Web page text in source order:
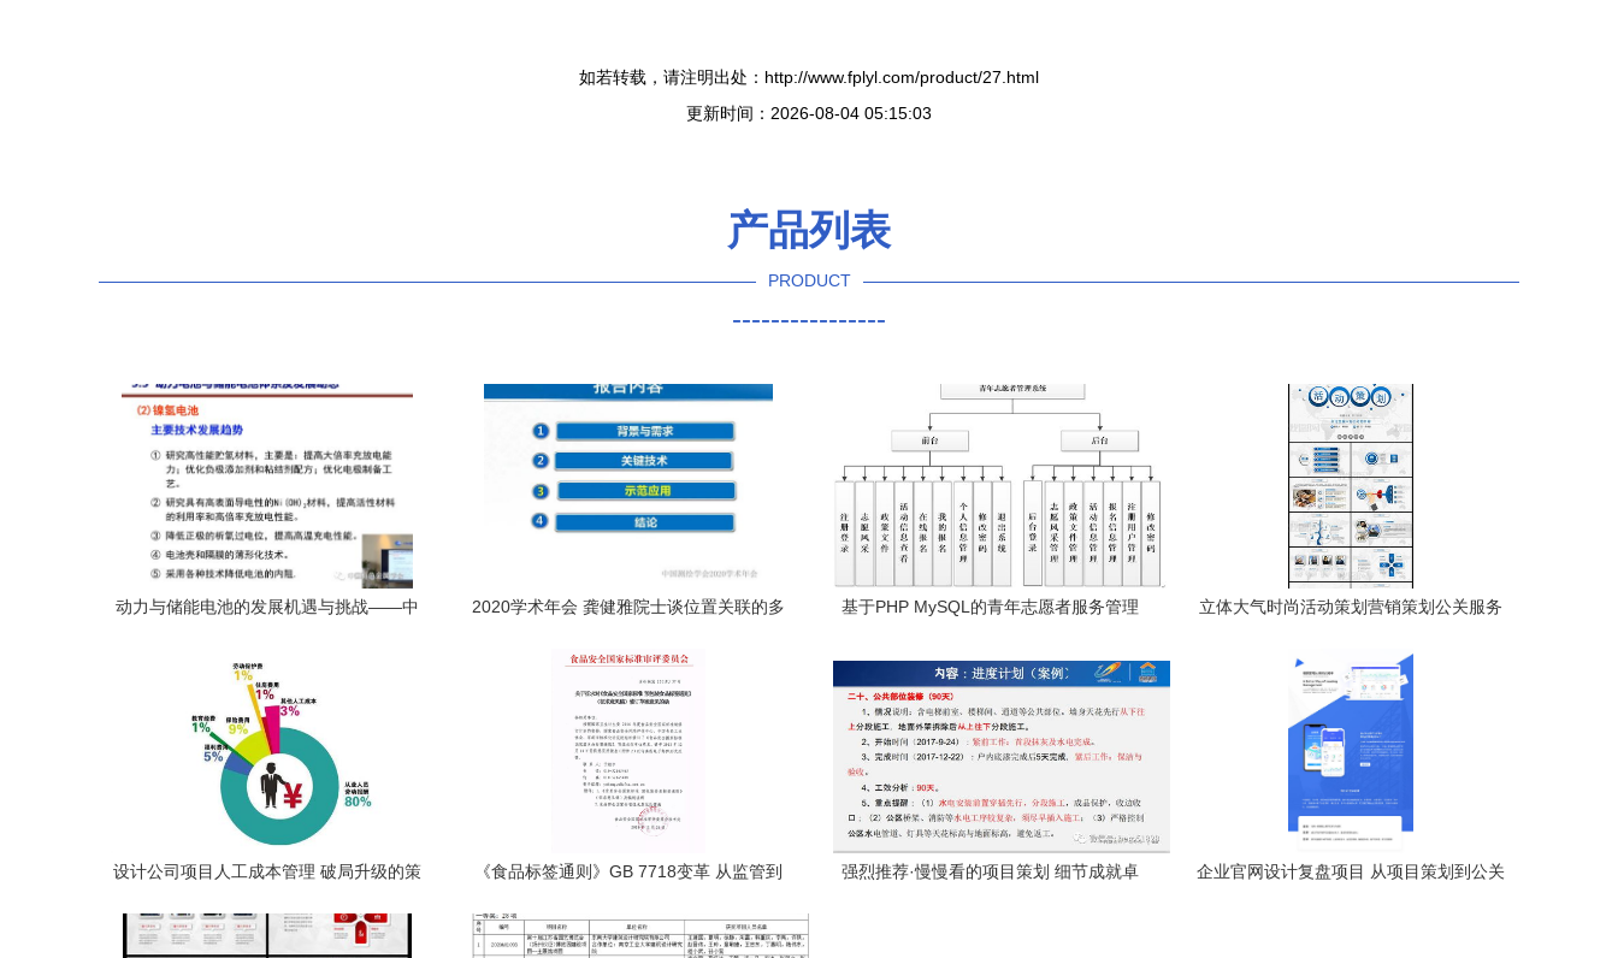
如若转载，请注明出处：http://www.fplyl.com/product/27.html
更新时间：2026-08-04 05:15:03
产品列表
PRODUCT
----------------
动力与储能电池的发展机遇与挑战——中
2020学术年会 龚健雅院士谈位置关联的多
策划与公关服务的创新思考
基于PHP MySQL的青年志愿者服务管理
全链路解析
立体大气时尚活动策划营销策划公关服务
设计公司项目人工成本管理 破局升级的策
《食品标签通则》GB 7718变革 从监管到
照表视角解析项目策划与公关服务升级路
强烈推荐·慢慢看的项目策划 细节成就卓
企业官网设计复盘项目 从项目策划到公关